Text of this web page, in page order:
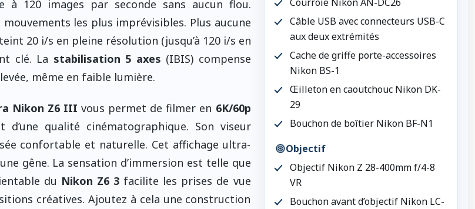
à 120 images par seconde sans aucun flou.
les plus imprévisibles. Plus aucune
20 i/s en pleine résolution (jusqu’à 120 i/s en
clé. La stabilisation 5 axes (IBIS) compense
même en faible lumière.
Nikon Z6 III vous permet de filmer en 6K/60p
qualité cinématographique. Son viseur
confortable et naturelle. Cet affichage ultra-
gêne. La sensation d’immersion est telle que
du Nikon Z6 3facilite les prises de vue
créatives. Ajoutez à cela une construction
Câble USB avec connecteurs USB-C
aux deux extrémités
Cache de griffe porte-accessoires
Nikon BS-1
Œilleton en caoutchouc Nikon DK-
29
Bouchon de boîtier Nikon BF-N1
Objectif
Objectif Nikon Z 28-400mm f/4-8
VR
Bouchon avant d’objectif Nikon LC-